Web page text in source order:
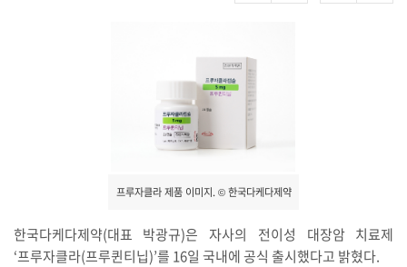
프루자클라 제품 이미지. © 한국다케다제약
한국다케다제약(대표 박광규)은 자사의 전이성 대장암 치료제
‘프루자클라(프루퀸티닙)’를 16일 국내에 공식 출시했다고 밝혔다.